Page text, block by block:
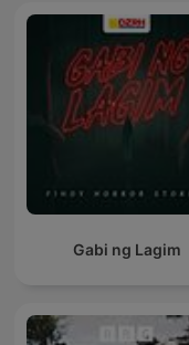
Gabi ng Lagim